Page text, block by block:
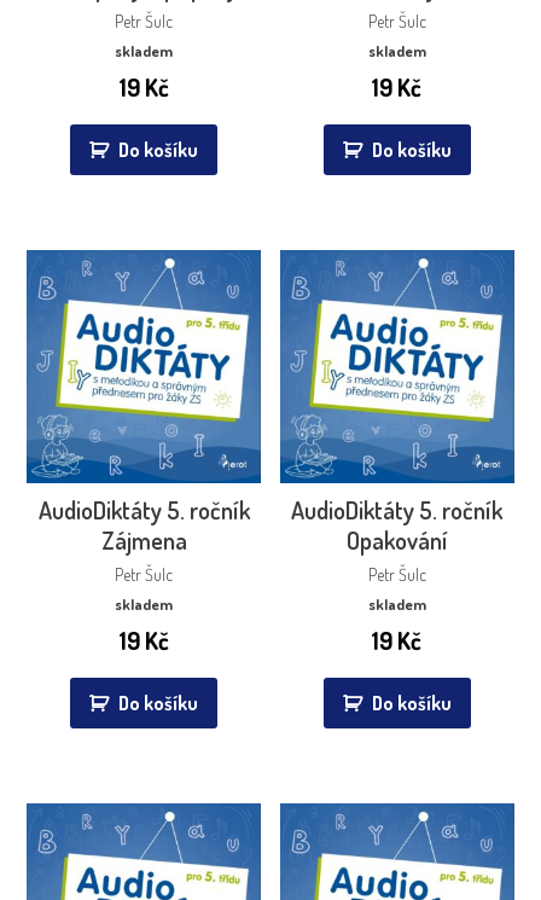
Petr Šulc
skladem
19Kč
Do košíku
Petr Šulc
skladem
19Kč
Do košíku
AudioDiktáty 5. ročník
Zájmena
Petr Šulc
skladem
19Kč
Do košíku
AudioDiktáty 5. ročník
Opakování
Petr Šulc
skladem
19Kč
Do košíku